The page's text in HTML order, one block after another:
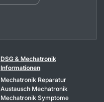
DSG & Mechatronik
Informationen
Mechatronik Reparatur
Austausch Mechatronik
Mechatronik Symptome